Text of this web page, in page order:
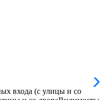
входа (с улицы и со